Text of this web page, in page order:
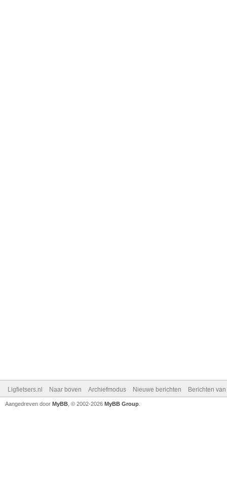
Ligfietsers.nl Naar boven Archiefmodus Nieuwe berichten Berichten
Aangedreven door MyBB , © 2002-2026 MyBB Group